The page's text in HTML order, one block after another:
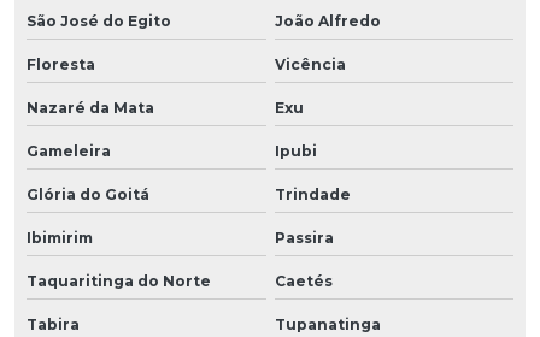
São José do Egito João Alfredo
Floresta Vicência
Nazaré da Mata Exu
Gameleira Ipubi
Glória do Goitá Trindade
Ibimirim Passira
Taquaritinga do Norte Caetés
Tabira Tupanatinga